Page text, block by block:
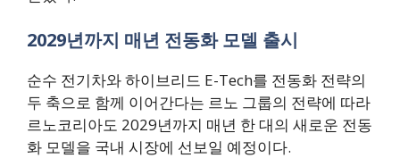
2029년까지 매년 전동화 모델 출시
순수 전기차와 하이브리드 E-Tech를 전동화 전략의
두 축으로 함께 이어간다는 르노 그룹의 전략에 따라
르노코리아도 2029년까지 매년 한 대의 새로운 전동
화 모델을 국내 시장에 선보일 예정이다.